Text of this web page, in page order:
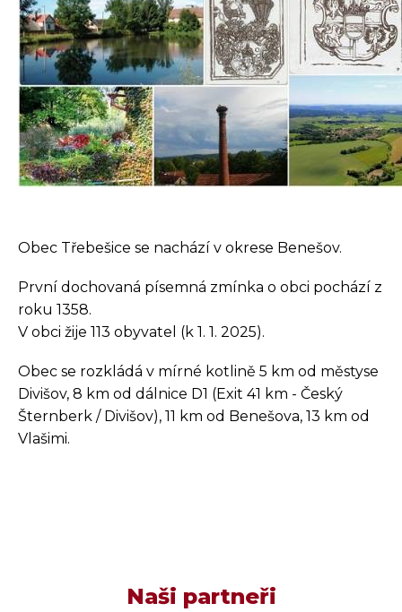
Obec Třebešice se nachází v okrese Benešov.
První dochovaná písemná zmínka o obci pochází z
roku 1358.
V obci žije 113 obyvatel (k 1. 1. 2025).
Obec se rozkládá v mírné kotlině 5 km od městyse
Divišov, 8 km od dálnice D1 (Exit 41 km - Český
Šternberk / Divišov), 11 km od Benešova, 13 km od
Vlašimi.
Naši partneři